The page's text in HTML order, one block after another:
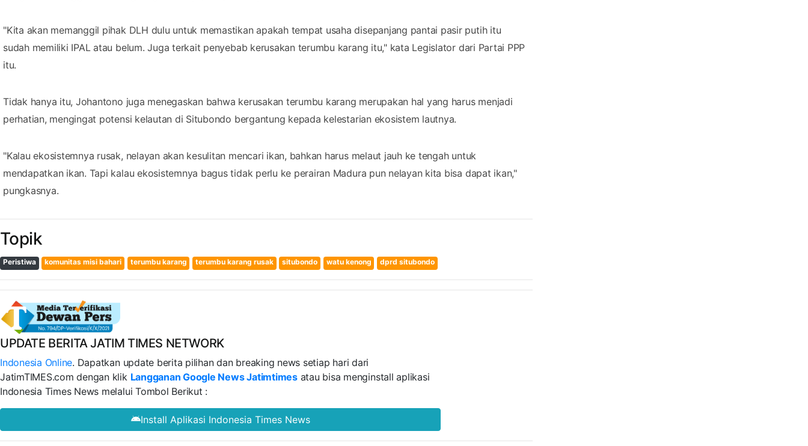
"Kita akan memanggil pihak DLH dulu untuk memastikan apakah tempat usaha disepanjang pantai pasir putih itu
sudah memiliki IPAL atau belum. Juga terkait penyebab kerusakan terumbu karang itu," kata Legislator dari Partai PPP
itu.
Tidak hanya itu, Johantono juga menegaskan bahwa kerusakan terumbu karang merupakan hal yang harus menjadi
perhatian, mengingat potensi kelautan di Situbondo bergantung kepada kelestarian ekosistem lautnya.
"Kalau ekosistemnya rusak, nelayan akan kesulitan mencari ikan, bahkan harus melaut jauh ke tengah untuk
mendapatkan ikan. Tapi kalau ekosistemnya bagus tidak perlu ke perairan Madura pun nelayan kita bisa dapat ikan,"
pungkasnya.
Topik
Peristiwa komunitas misi bahari terumbu karang terumbu karang rusak situbondo watu kenong dprd situbondo
UPDATE BERITA JATIM TIMES NETWORK
Indonesia Online. Dapatkan update berita pilihan dan breaking news setiap hari dari
JatimTIMES.com dengan klik Langganan Google News Jatimtimesatau bisa menginstall aplikasi
Indonesia Times News melalui Tombol Berikut :
Install Aplikasi Indonesia Times News